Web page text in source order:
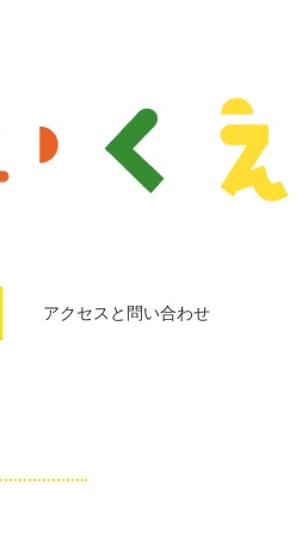
アクセスと問い合わせ